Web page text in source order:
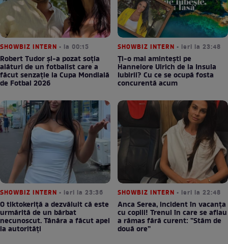
SHOWBIZ INTERN • la 00:15
Robert Tudor și-a pozat soția
alături de un fotbalist care a
făcut senzație la Cupa Mondială
de Fotbal 2026
SHOWBIZ INTERN • ieri la 23:48
Ți-o mai amintești pe
Hannelore Ulrich de la Insula
Iubirii? Cu ce se ocupă fosta
concurentă acum
SHOWBIZ INTERN • ieri la 23:36
O tiktokeriță a dezvăluit că este
urmărită de un bărbat
necunoscut. Tânăra a făcut apel
la autorități
SHOWBIZ INTERN • ieri la 22:48
Anca Serea, incident în vacanța
cu copiii! Trenul în care se aflau
a rămas fără curent: ”Stăm de
două ore”